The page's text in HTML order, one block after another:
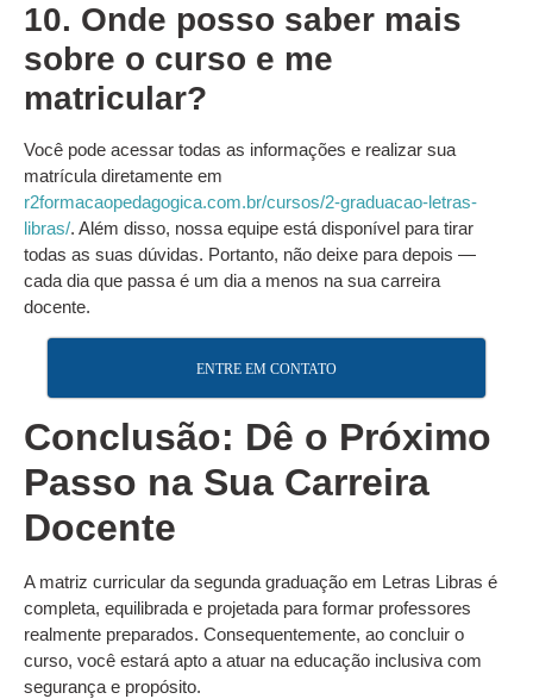
10. Onde posso saber mais
sobre o curso e me
matricular?
Você pode acessar todas as informações e realizar sua
matrícula diretamente em
r2formacaopedagogica.com.br/cursos/2-graduacao-letras-
libras/. Além disso, nossa equipe está disponível para tirar
todas as suas dúvidas. Portanto, não deixe para depois —
cada dia que passa é um dia a menos na sua carreira
docente.
ENTRE EM CONTATO
Conclusão: Dê o Próximo
Passo na Sua Carreira
Docente
A matriz curricular da segunda graduação em Letras Libras é
completa, equilibrada e projetada para formar professores
realmente preparados. Consequentemente, ao concluir o
curso, você estará apto a atuar na educação inclusiva com
segurança e propósito.